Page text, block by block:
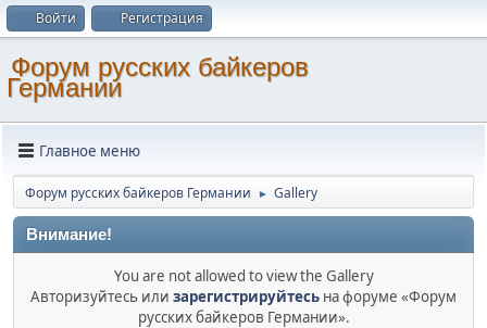
Войти Регистрация
Форум русских байкеров
Германии
Главное меню
Форум русских байкеров Германии ► Gallery
Внимание!
You are not allowed to view the Gallery
Авторизуйтесь или зарегистрируйтесь на форуме «Форум
русских байкеров Германии».